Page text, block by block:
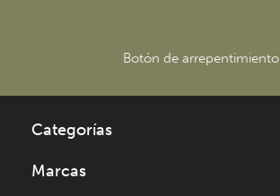
Botón de arrepentimiento
Categorías
Marcas